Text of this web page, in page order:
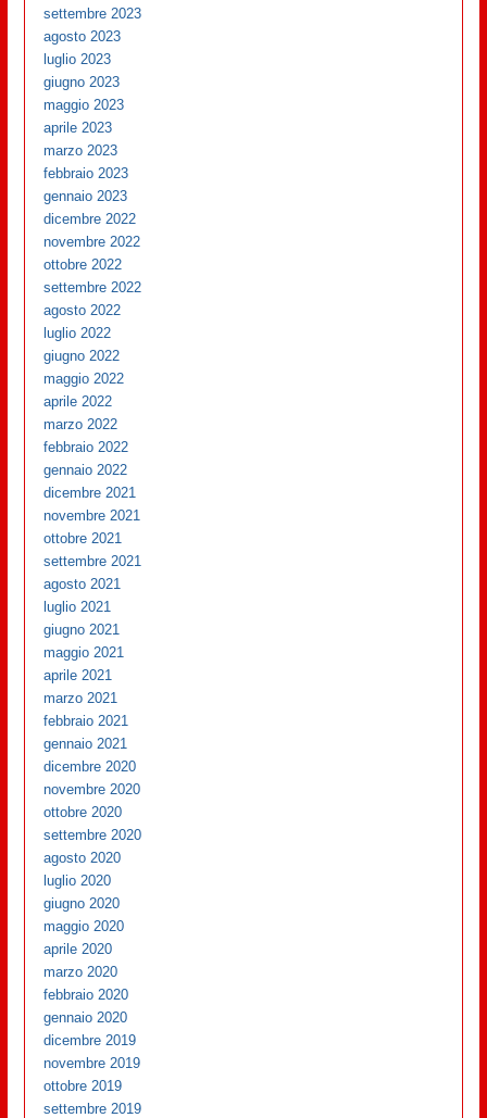
settembre 2023
agosto 2023
luglio 2023
giugno 2023
maggio 2023
aprile 2023
marzo 2023
febbraio 2023
gennaio 2023
dicembre 2022
novembre 2022
ottobre 2022
settembre 2022
agosto 2022
luglio 2022
giugno 2022
maggio 2022
aprile 2022
marzo 2022
febbraio 2022
gennaio 2022
dicembre 2021
novembre 2021
ottobre 2021
settembre 2021
agosto 2021
luglio 2021
giugno 2021
maggio 2021
aprile 2021
marzo 2021
febbraio 2021
gennaio 2021
dicembre 2020
novembre 2020
ottobre 2020
settembre 2020
agosto 2020
luglio 2020
giugno 2020
maggio 2020
aprile 2020
marzo 2020
febbraio 2020
gennaio 2020
dicembre 2019
novembre 2019
ottobre 2019
settembre 2019